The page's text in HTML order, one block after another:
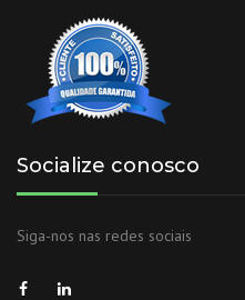
Socialize conosco
Siga-nos nas redes sociais